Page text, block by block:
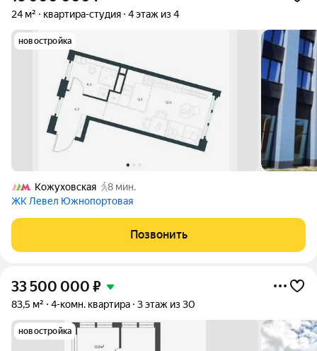
24 м² квартира-студия 4 этаж из 4
новостройка
Кожуховская
8 мин.
ЖК Левел Южнопортовая
Позвонить
33 500 000 ₽
83,5 м² 4-комн. квартира 3 этаж из 30
новостройка